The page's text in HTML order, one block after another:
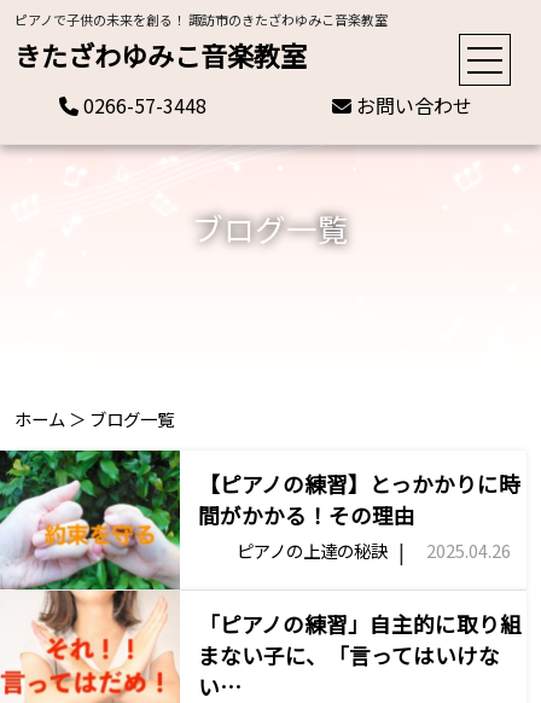
ピアノで子供の未来を創る！ 諏訪市のきたざわゆみこ音楽教室
きたざわゆみこ音楽教室
0266-57-3448 お問い合わせ
ブログ一覧
ホーム ＞ ブログ一覧
【ピアノの練習】とっかかりに時
間がかかる！その理由
ピアノの上達の秘訣 | 2025.04.26
「ピアノの練習」自主的に取り組
まない子に、「言ってはいけな
い…